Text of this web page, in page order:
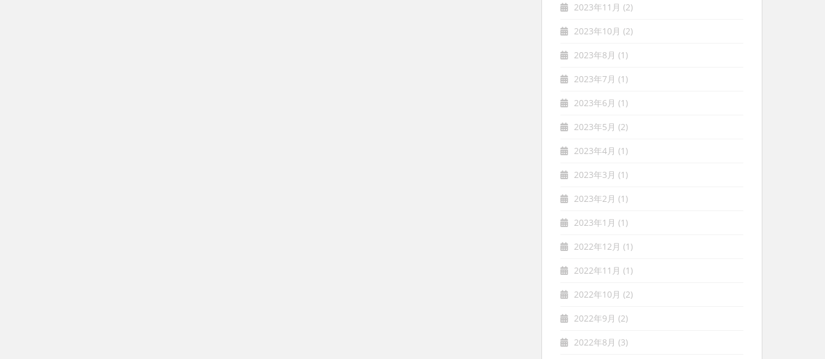
2023年11月 (2)
2023年10月 (2)
2023年8月 (1)
2023年7月 (1)
2023年6月 (1)
2023年5月 (2)
2023年4月 (1)
2023年3月 (1)
2023年2月 (1)
2023年1月 (1)
2022年12月 (1)
2022年11月 (1)
2022年10月 (2)
2022年9月 (2)
2022年8月 (3)